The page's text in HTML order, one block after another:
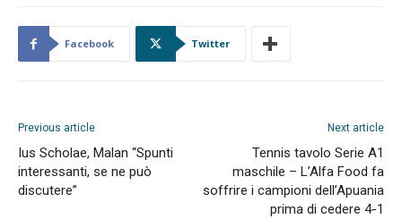
Facebook Twitter
Previous article
Ius Scholae, Malan “Spunti
interessanti, se ne può
discutere”
Next article
Tennis tavolo Serie A1
maschile – L’Alfa Food fa
soffrire i campioni dell’Apuania
prima di cedere 4-1